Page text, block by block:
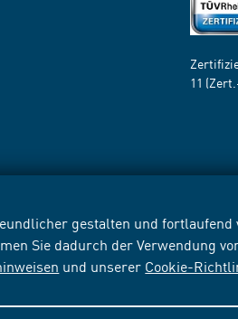
gestalten und fortlaufend
Sie dadurch der Verwendung
und unserer Cookie-
11